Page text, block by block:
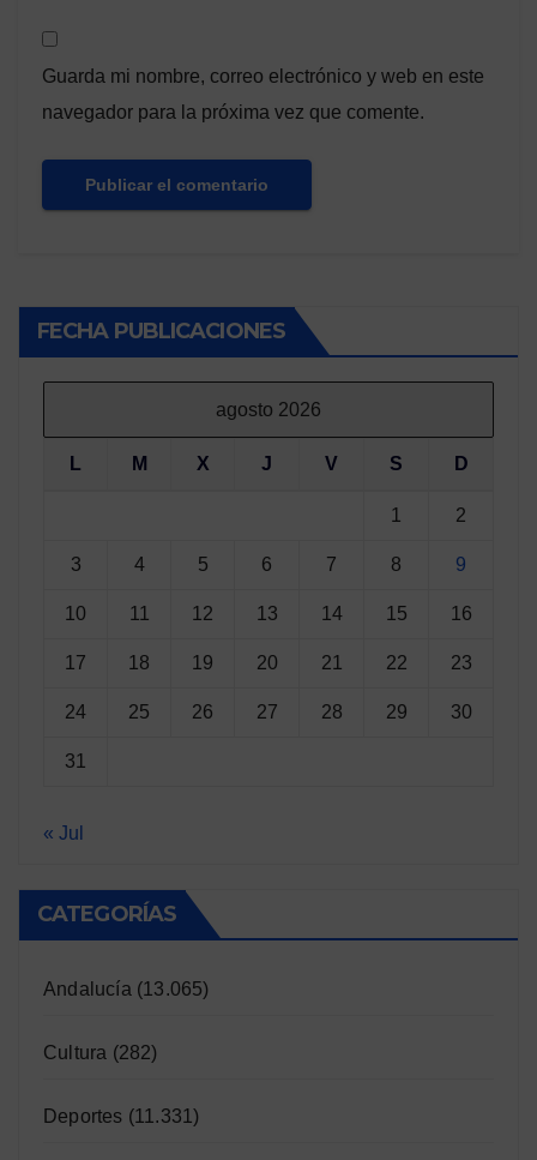
Guarda mi nombre, correo electrónico y web en este
navegador para la próxima vez que comente.
FECHA PUBLICACIONES
agosto 2026
L M X J V S D
1 2
3 4 5 6 7 8 9
10 11 12 13 14 15 16
17 18 19 20 21 22 23
24 25 26 27 28 29 30
31
« Jul
CATEGORÍAS
Andalucía (13.065)
Cultura (282)
Deportes (11.331)